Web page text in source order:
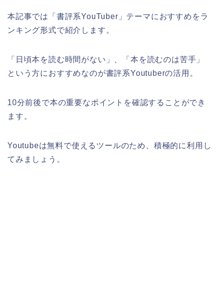
本記事では「書評系YouTuber」テーマにおすすめをラ
ンキング形式で紹介します。
「日頃本を読む時間がない」、「本を読むのは苦手」
という方におすすめなのが書評系Youtuberの活用。
10分前後で本の重要なポイントを確認することができ
ます。
Youtubeは無料で使えるツールのため、積極的に利用し
てみましょう。